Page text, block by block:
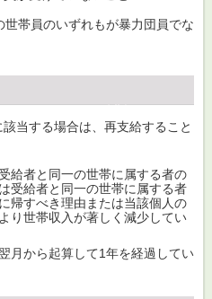
帯員のいずれもが暴力団員でな
当する場合は、再支給すること
給者と同一の世帯に属する者の
受給者と同一の世帯に属する者
帰すべき理由または当該個人の
り世帯収入が著しく減少してい
月から起算して1年を経過してい